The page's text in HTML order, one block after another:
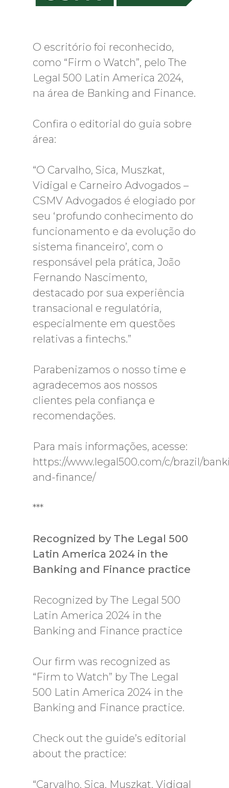
O escritório foi reconhecido,
como “Firm o Watch”, pelo The
Legal 500 Latin America 2024,
na área de Banking and Finance.
Confira o editorial do guia sobre
área:
“O Carvalho, Sica, Muszkat,
Vidigal e Carneiro Advogados –
CSMV Advogados é elogiado por
seu ‘profundo conhecimento do
funcionamento e da evolução do
sistema financeiro’, com o
responsável pela prática, João
Fernando Nascimento,
destacado por sua experiência
transacional e regulatória,
especialmente em questões
relativas a fintechs.”
Parabenizamos o nosso time e
agradecemos aos nossos
clientes pela confiança e
recomendações.
Para mais informações, acesse:
https://www.legal500.com/c/brazil/
and-finance/
***
Recognized by The Legal 500
Latin America 2024 in the
Banking and Finance practice
Recognized by The Legal 500
Latin America 2024 in the
Banking and Finance practice
Our firm was recognized as
“Firm to Watch” by The Legal
500 Latin America 2024 in the
Banking and Finance practice.
Check out the guide’s editorial
about the practice:
“Carvalho, Sica, Muszkat, Vidigal